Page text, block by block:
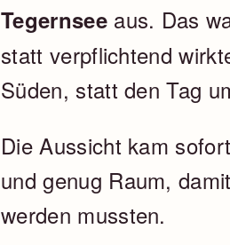
Tegernseeaus. Das
statt verpflichtend
Süden, statt den Tag
Die Aussicht kam
und genug Raum,
werden mussten.